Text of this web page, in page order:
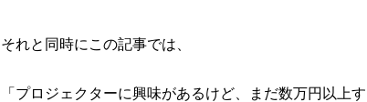
それと同時にこの記事では、
「プロジェクターに興味があるけど、まだ数万円以上す